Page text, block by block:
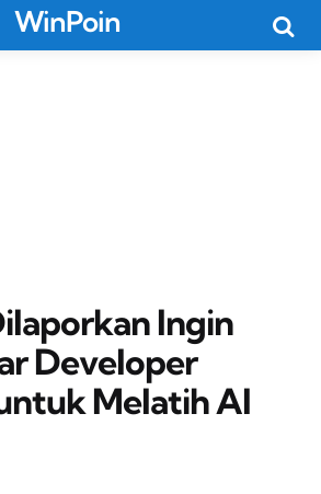
WinPoin
Ingin
Developer
Melatih AI